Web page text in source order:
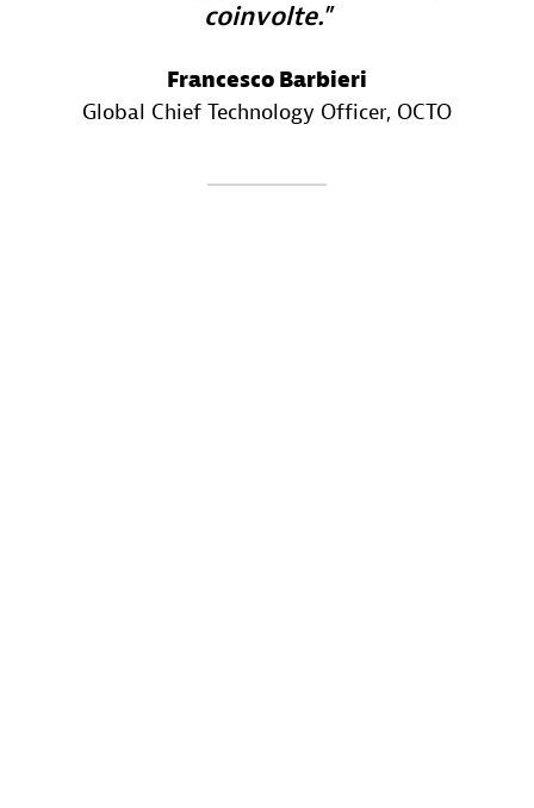
coinvolte.
Francesco Barbieri
Global Chief Technology Officer, OCTO